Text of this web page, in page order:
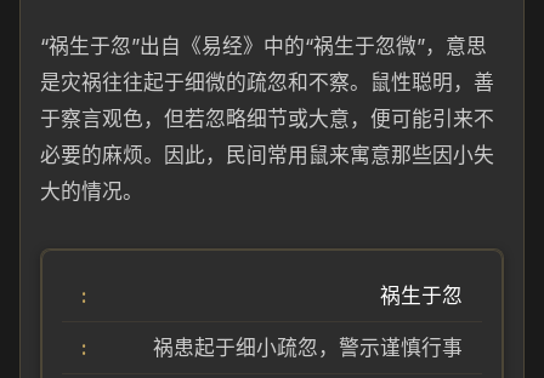
“祸生于忽”出自《易经》中的“祸生于忽微”，意思
是灾祸往往起于细微的疏忽和不察。鼠性聪明，善
于察言观色，但若忽略细节或大意，便可能引来不
必要的麻烦。因此，民间常用鼠来寓意那些因小失
大的情况。
祸生于忽
祸患起于细小疏忽，警示谨慎行事